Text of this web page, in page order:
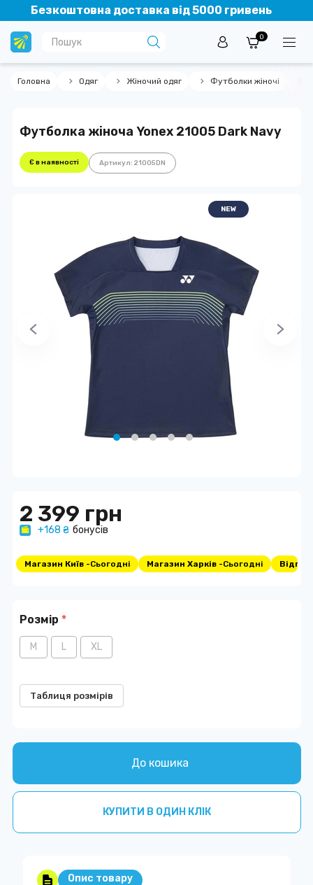
Безкоштовна доставка від 5000 гривень
0
Головна Одяг Жіночий одяг Футболки жіночі
Футболка жіноча Yonex 21005 Dark Navy
Є в наявності Артикул: 21005DN
NEW
2 399 грн
+168 ₴ бонусів
Магазин Київ -Сьогодні Магазин Харків -Сьогодні
Розмір *
M L XL
Таблиця розмірів
До кошика
КУПИТИ В ОДИН КЛІК
Опис товару